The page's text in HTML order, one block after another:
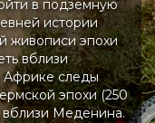
в подземную
истории
живописи эпохи
вблизи
Африке следы
эпохи (250
вблизи Меденина.